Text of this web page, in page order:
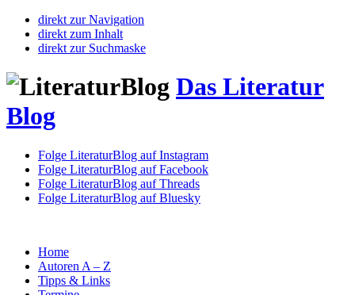
direkt zur Navigation
direkt zum Inhalt
direkt zur Suchmaske
Das Literatur
Blog
Folge LiteraturBlog auf Instagram
Folge LiteraturBlog auf Facebook
Folge LiteraturBlog auf Threads
Folge LiteraturBlog auf Bluesky
Home
Autoren A – Z
Tipps & Links